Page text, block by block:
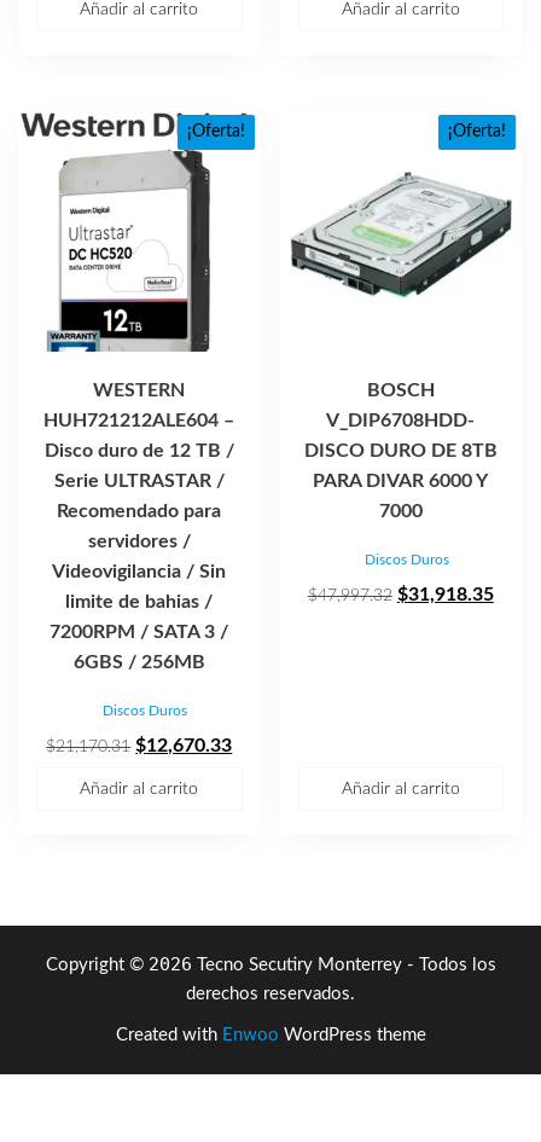
Añadir al carrito Añadir al carrito
¡Oferta!
WESTERN
HUH721212ALE604 –
Disco duro de 12 TB /
Serie ULTRASTAR /
Recomendado para
servidores /
Videovigilancia / Sin
limite de bahias /
7200RPM / SATA 3 /
6GBS / 256MB
Discos Duros
$21,170.31 El
$12,670.33El
Añadir al carrito
¡Oferta!
BOSCH
V_DIP6708HDD-
DISCO DURO DE 8TB
PARA DIVAR 6000 Y
7000
Discos Duros
$47,997.32 El
$31,918.35El
Añadir al carrito
Copyright © 2026 Tecno Secutiry Monterrey - Todos los
derechos reservados.
Created with Enwoo WordPress theme